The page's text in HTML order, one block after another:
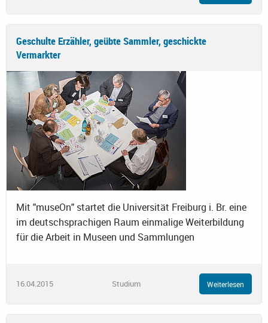
Geschulte Erzähler, geübte Sammler, geschickte
Vermarkter
Mit "museOn" startet die Universität Freiburg i. Br. eine
im deutschsprachigen Raum einmalige Weiterbildung
für die Arbeit in Museen und Sammlungen
16.04.2015 Studium Weiterlesen